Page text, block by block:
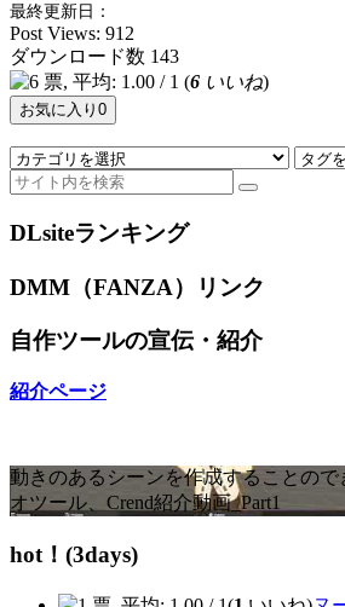
最終更新日：
Post Views: 912
ダウンロード数 143
(6 いいね)
お気に入り 0
DLsiteランキング
DMM（FANZA）リンク
自作ツールの宣伝・紹介
紹介ページ
動きのあるシーンを作成することの
オツール、Crend紹介動画_Part1
hot！(3days)